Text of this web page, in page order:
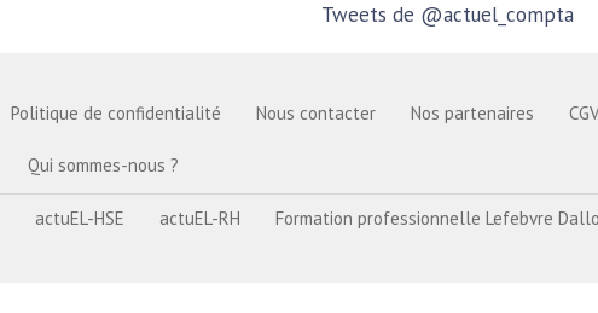
Tweets de @actuel_compta
Politique de confidentialité Nous contacter Nos partenaires
Qui sommes-nous ?
actuEL-HSE actuEL-RH Formation professionnelle Lefebvre